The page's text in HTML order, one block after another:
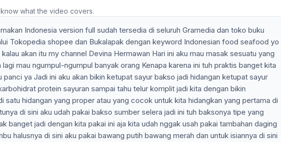
what the video covers.
Indonesia version full sudah tersedia di seluruh Gramedia dan toko buku
Tokopedia shopee dan Bukalapak dengan keyword Indonesian food seafood yo
akan itu my channel Devina Hermawan Hari ini aku mau masak sesuatu yang
mau ngumpul-ngumpul banyak orang Kenapa karena ini tuh praktis banget kita
ya Jadi ini aku akan bikin ketupat sayur bakso jadi hidangan ketupat sayur
protein sayuran sampai tahu telur komplit jadi kita dengan bikin
satu hidangan yang proper atau yang cocok untuk kita hidangkan yang pertama di
di sini aku udah pakai bakso sumber selera jadi ini tuh baksonya tipe yang
banget jadi dengan kita pakai ini aja kita udah nggak usah pakai tambahan daging
halusnya di sini aku pakai bawang putih bawang merah dan untuk isiannya di sini